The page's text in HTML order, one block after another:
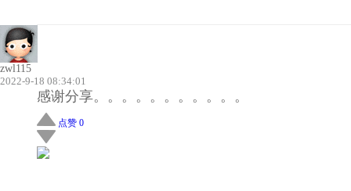
zwl115
2022-9-18 08:34:01
感谢分享。。。。。。。。。。。
点赞 0